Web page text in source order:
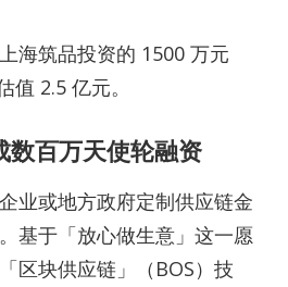
海筑品投资的 1500 万元
值 2.5 亿元。
数百万天使轮融资
业或地方政府定制供应链金
基于「放心做生意」这一愿
区块供应链」（BOS）技